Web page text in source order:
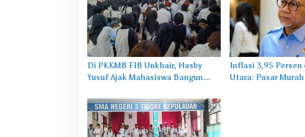
Di PKKMB FIB Unkhair, Hasby
Yusuf Ajak Mahasiswa Bangun
Literasi
Inflasi 3,95 Persen
Utara: Pasar Murah